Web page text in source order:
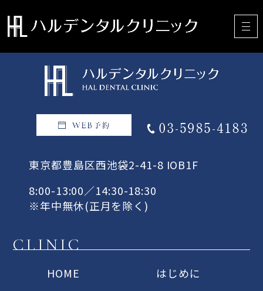
東京都豊島区西池袋2-41-8 IOB1F
8:00-13:00／14:30-18:30
※年中無休(正月を除く)
CLINIC
HOME
はじめに